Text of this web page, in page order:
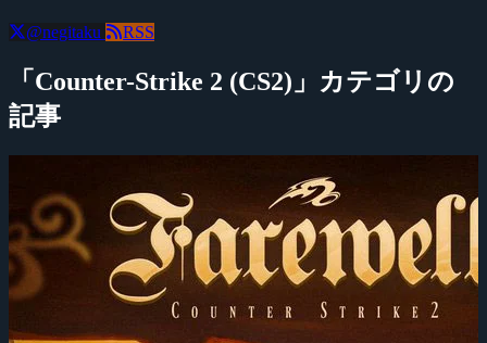
@negitaku RSS
「Counter-Strike 2 (CS2)」カテゴリの
記事